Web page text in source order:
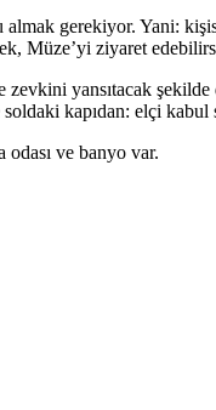
gerekiyor. Yani:
Müze’yi ziyaret
yansıtacak
kapıdan: elçi
odası ve banyo var.